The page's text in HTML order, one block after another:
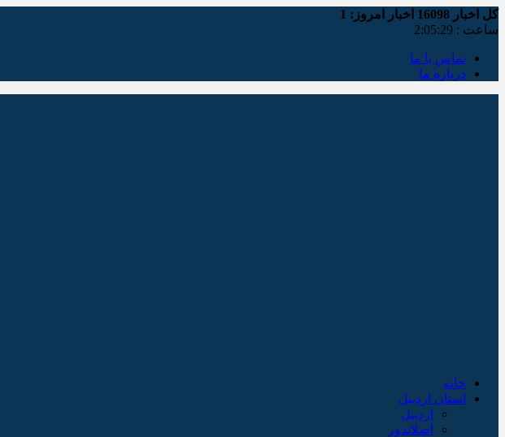
کل اخبار اخبار امروز: 1
ساعت : 2:05:30
تماس با ما
درباره ما
خانه
استان اردبیل
اردبیل
اصلاندوز